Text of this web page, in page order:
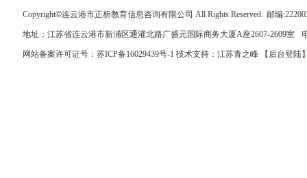
Copyright©连云港市正析教育信息咨询有限公司 All Rights Reserved. 邮编
地址：江苏省连云港市新浦区通灌北路广盛元国际商务大厦A座2607-2609室
网站备案许可证号：苏ICP备16029439号-1 技术支持： 江苏青之峰 【 后台登陆